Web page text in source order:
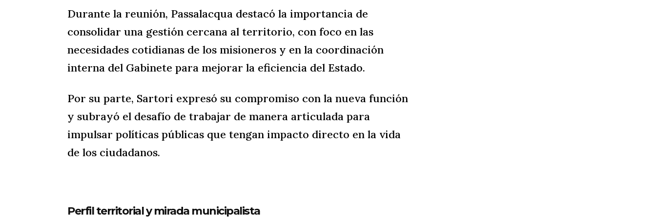
Durante la reunión, Passalacqua destacó la importancia de
consolidar una gestión cercana al territorio, con foco en las
necesidades cotidianas de los misioneros y en la coordinación
interna del Gabinete para mejorar la eficiencia del Estado.
Por su parte, Sartori expresó su compromiso con la nueva función
y subrayó el desafío de trabajar de manera articulada para
impulsar políticas públicas que tengan impacto directo en la vida
de los ciudadanos.
Perfil territorial y mirada municipalista